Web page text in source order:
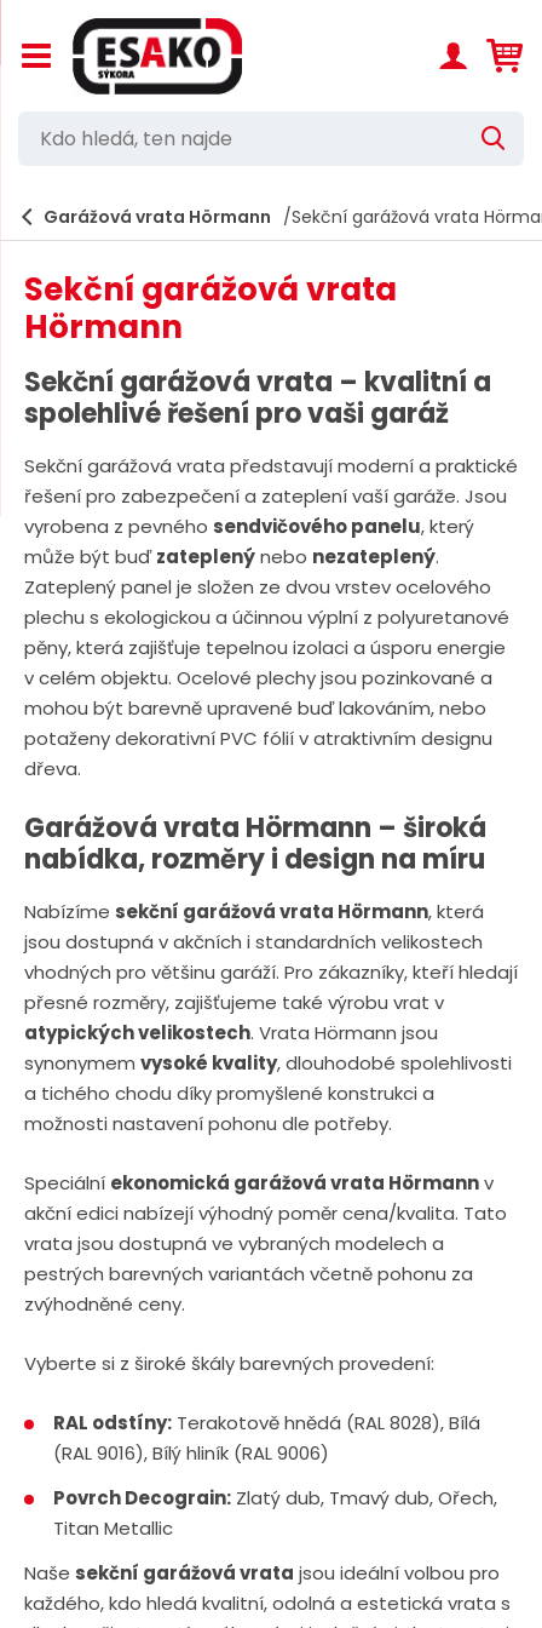
Z
o
t
/
k
ý
h
a
n
m
e
n
u
h
e
d
á
e
n
n
a
d
e
V
e
d
a
Garážová vrata Hörmann Sekční garážová vrata
Sekční garážová vrata
Hörmann
Sekční garážová vrata – kvalitní a
spolehlivé řešení pro vaši garáž
Sekční garážová vrata představují moderní a praktické
řešení pro zabezpečení a zateplení vaší garáže. Jsou
vyrobena z pevného sendvičového panelu, který
může být buďzateplenýnebo nezateplený.
Zateplený panel je složen ze dvou vrstev ocelového
plechu s ekologickou a účinnou výplní z polyuretanové
pěny, která zajišťuje tepelnou izolaci a úsporu energie
v celém objektu. Ocelové plechy jsou pozinkované a
mohou být barevně upravené buď lakováním, nebo
potaženy dekorativní PVC fólií v atraktivním designu
dřeva.
Garážová vrata Hörmann – široká
nabídka, rozměry i design na míru
Nabízíme sekční garážová vrata Hörmann, která
jsou dostupná v akčních i standardních velikostech
vhodných pro většinu garáží. Pro zákazníky, kteří hledají
přesné rozměry, zajišťujeme také výrobu vrat v
atypických velikostech. Vrata Hörmann jsou
synonymem vysoké kvality, dlouhodobé spolehlivosti
a tichého chodu díky promyšlené konstrukci a
možnosti nastavení pohonu dle potřeby.
Speciální ekonomická garážová vrata Hörmannv
akční edici nabízejí výhodný poměr cena/kvalita. Tato
vrata jsou dostupná ve vybraných modelech a
pestrých barevných variantách včetně pohonu za
zvýhodněné ceny.
Vyberte si z široké škály barevných provedení:
RAL odstíny:Terakotově hnědá (RAL 8028), Bílá
(RAL 9016), Bílý hliník (RAL 9006)
Povrch Decograin:Zlatý dub, Tmavý dub, Ořech,
Titan Metallic
Naše sekční garážová vrata jsou ideální volbou pro
každého, kdo hledá kvalitní, odolná a estetická vrata s